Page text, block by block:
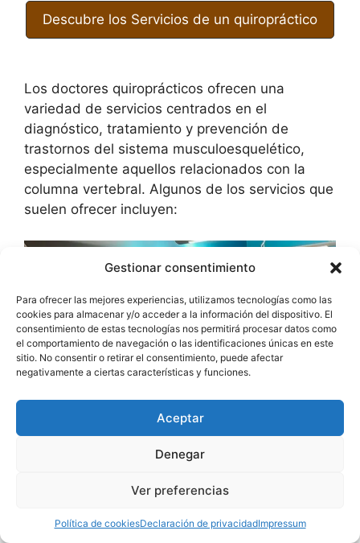
Gestionar consentimiento
Para ofrecer las mejores experiencias, utilizamos tecnologías como las
cookies para almacenar y/o acceder a la información del dispositivo. El
consentimiento de estas tecnologías nos permitirá procesar datos como
el comportamiento de navegación o las identificaciones únicas en este
sitio. No consentir o retirar el consentimiento, puede afectar
negativamente a ciertas características y funciones.
Aceptar
Denegar
Ver preferencias
Política de cookiesDeclaración de privacidadImpressum
Descubre los Servicios de un quiropráctico
Los doctores quiroprácticos ofrecen una
variedad de servicios centrados en el
diagnóstico, tratamiento y prevención de
trastornos del sistema musculoesquelético,
especialmente aquellos relacionados con la
columna vertebral. Algunos de los servicios que
suelen ofrecer incluyen:
The Joint Chiropractic
manuales de las articulaciones,